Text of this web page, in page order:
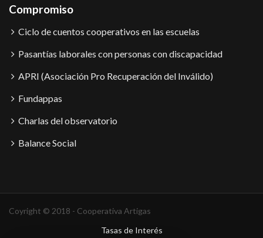
Compromiso
Ciclo de cuentos cooperativos en las escuelas
Pasantías laborales con personas con discapacidad
APRI (Asociación Pro Recuperación del Inválido)
Fundappas
Charlas del observatorio
Balance Social
Coyright © 2018 - Cooperativa Artigas
Tasas de Interés